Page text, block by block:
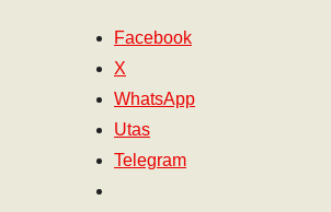
Facebook
X
WhatsApp
Utas
Telegram